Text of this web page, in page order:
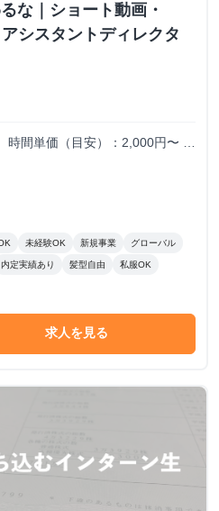
な｜ショート動画・
シスタントディレクタ
時間単価（目安）：2,000円〜
〜 月単価（目安）：300,000
て報酬調整あり
未経験OK 新規事業 グローバル
内定実績あり 髪型自由 私服OK
求人を見る